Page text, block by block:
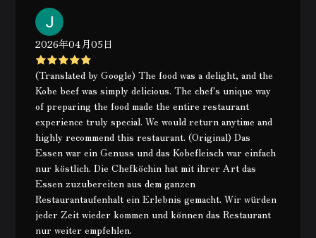
2026年04月05日
(Translated by Google) The food was a delight, and the
Kobe beef was simply delicious. The chef's unique way
of preparing the food made the entire restaurant
experience truly special. We would return anytime and
highly recommend this restaurant. (Original) Das
Essen war ein Genuss und das Kobefleisch war einfach
nur köstlich. Die Chefköchin hat mit ihrer Art das
Essen zuzubereiten aus dem ganzen
Restaurantaufenhalt ein Erlebnis gemacht. Wir würden
jeder Zeit wieder kommen und können das Restaurant
nur weiter empfehlen.